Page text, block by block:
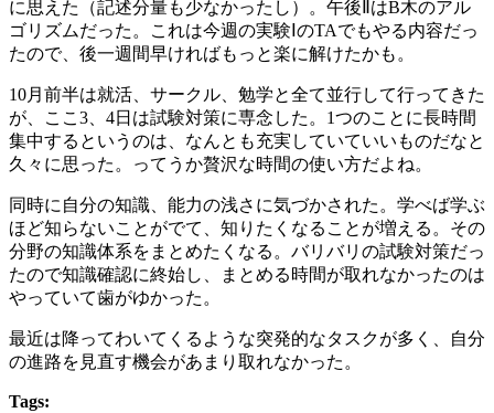
に思えた（記述分量も少なかったし）。午後ⅡはB木のアル
ゴリズムだった。これは今週の実験ⅠのTAでもやる内容だっ
たので、後一週間早ければもっと楽に解けたかも。
10月前半は就活、サークル、勉学と全て並行して行ってきた
が、ここ3、4日は試験対策に専念した。1つのことに長時間
集中するというのは、なんとも充実していていいものだなと
久々に思った。ってうか贅沢な時間の使い方だよね。
同時に自分の知識、能力の浅さに気づかされた。学べば学ぶ
ほど知らないことがでて、知りたくなることが増える。その
分野の知識体系をまとめたくなる。バリバリの試験対策だっ
たので知識確認に終始し、まとめる時間が取れなかったのは
やっていて歯がゆかった。
最近は降ってわいてくるような突発的なタスクが多く、自分
の進路を見直す機会があまり取れなかった。
Tags: